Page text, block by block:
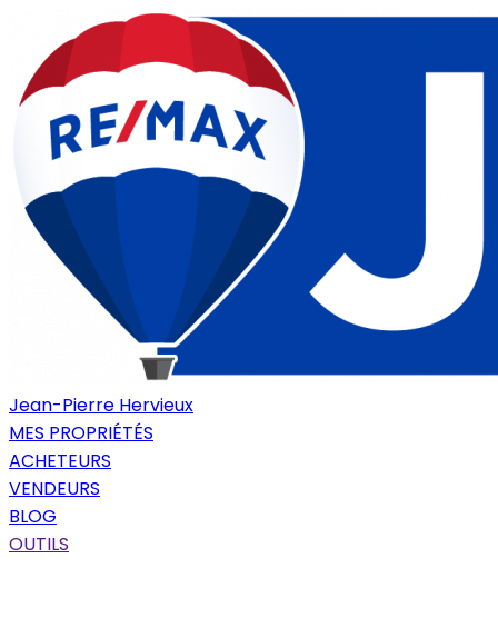
Jean-Pierre Hervieux
MES PROPRIÉTÉS
ACHETEURS
VENDEURS
BLOG
OUTILS